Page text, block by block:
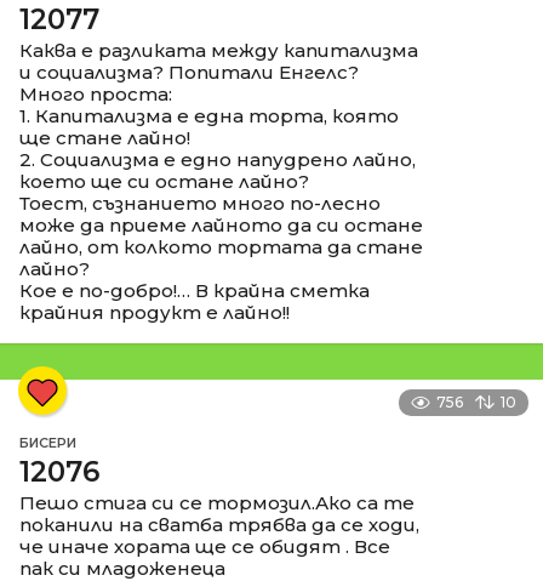
12077
Каква е разликата между капитализма
и социализма? Попитали Енгелс?
Много проста:
1. Капитализма е една торта, която
ще стане лайно!
2. Социализма е едно напудрено лайно,
което ще си остане лайно?
Тоест, съзнанието много по-лесно
може да приеме лайното да си остане
лайно, от колкото тортата да стане
лайно?
Кое е по-добро!… В крайна сметка
крайния продукт е лайно!!
756 10
БИСЕРИ
12076
Пешо стига си се тормозил.Ако са те
поканили на сватба трябва да се ходи,
че иначе хората ще се обидят . Все
пак си младоженеца